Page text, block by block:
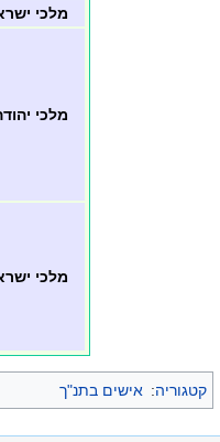
מלכי
מלכי
מלכי
קטגוריה: אישים בתנ"ך